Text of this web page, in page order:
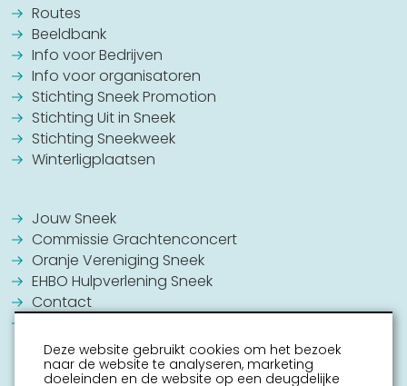
Routes
Beeldbank
Info voor Bedrijven
Info voor organisatoren
Stichting Sneek Promotion
Stichting Uit in Sneek
Stichting Sneekweek
Winterligplaatsen
Jouw Sneek
Commissie Grachtenconcert
Oranje Vereniging Sneek
EHBO Hulpverlening Sneek
Contact
Deze website gebruikt cookies om het bezoek
naar de website te analyseren, marketing
doeleinden en de website op een deugdelijke